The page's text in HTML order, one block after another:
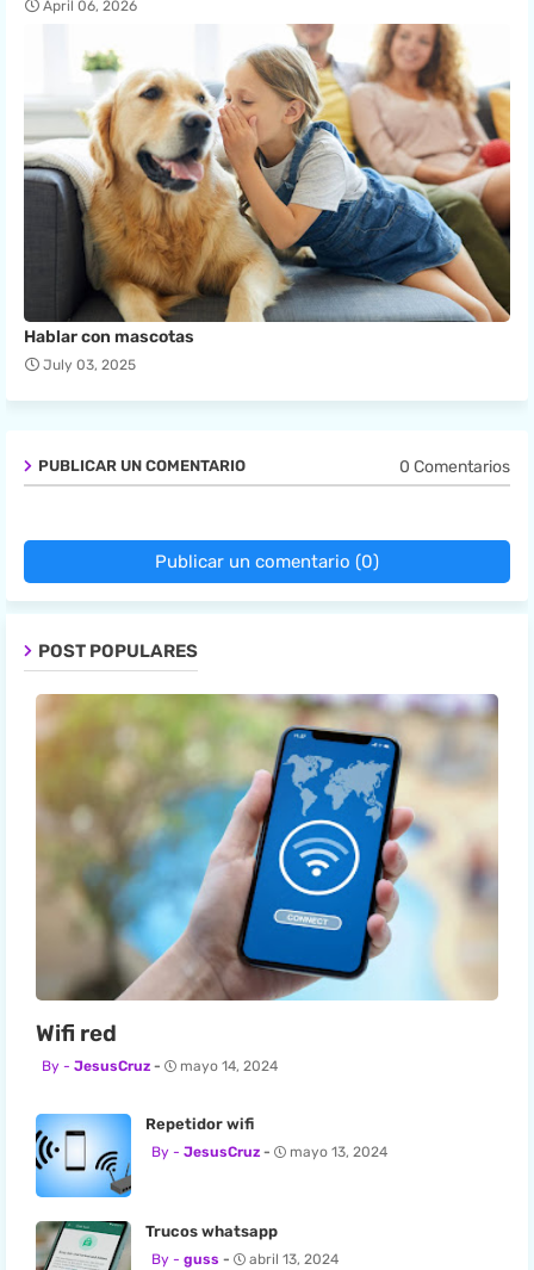
April 06, 2026
Hablar con mascotas
July 03, 2025
PUBLICAR UN COMENTARIO 0 Comentarios
Publicar un comentario (0)
POST POPULARES
Wifi red
JesusCruz mayo 14, 2024
Repetidor wifi
JesusCruz mayo 13, 2024
Trucos whatsapp
guss abril 13, 2024